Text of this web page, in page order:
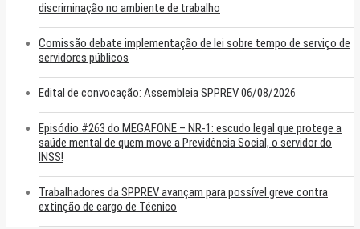
discriminação no ambiente de trabalho
Comissão debate implementação de lei sobre tempo de serviço de
servidores públicos
Edital de convocação: Assembleia SPPREV 06/08/2026
Episódio #263 do MEGAFONE – NR-1: escudo legal que protege a
saúde mental de quem move a Previdência Social, o servidor do
INSS!
Trabalhadores da SPPREV avançam para possível greve contra
extinção de cargo de Técnico